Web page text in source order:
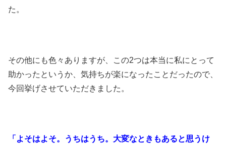
た。
その他にも色々ありますが、この2つは本当に私にとって
助かったというか、気持ちが楽になったことだったので、
今回挙げさせていただきました。
「よそはよそ。うちはうち。大変なときもあると思うけ